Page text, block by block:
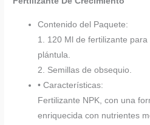
Contenido del Paquete:
1. 120 Ml de fertilizante
plántula.
2. Semillas de obsequio.
• Características:
Fertilizante NPK, con una
enriquecida con nutrientes